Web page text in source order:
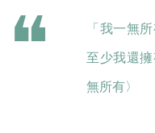
「我一無
至少我還
無所有〉